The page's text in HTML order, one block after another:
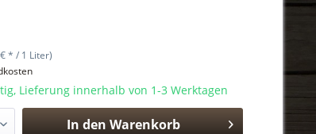
* / 1 Liter)
Lieferung innerhalb von 1-3 Werktagen
In den Warenkorb